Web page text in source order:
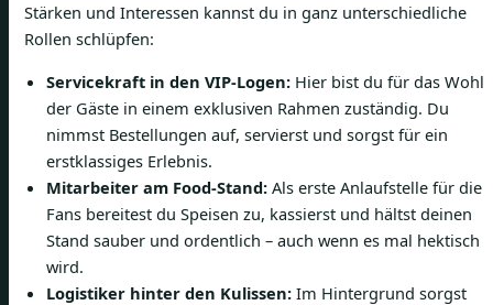
Stärken und Interessen kannst du in ganz unterschiedliche
Rollen schlüpfen:
Servicekraft in den VIP-Logen: Hier bist du für das Wohl
der Gäste in einem exklusiven Rahmen zuständig. Du
nimmst Bestellungen auf, servierst und sorgst für ein
erstklassiges Erlebnis.
Mitarbeiter am Food-Stand: Als erste Anlaufstelle für die
Fans bereitest du Speisen zu, kassierst und hältst deinen
Stand sauber und ordentlich – auch wenn es mal hektisch
wird.
Logistiker hinter den Kulissen: Im Hintergrund sorgst